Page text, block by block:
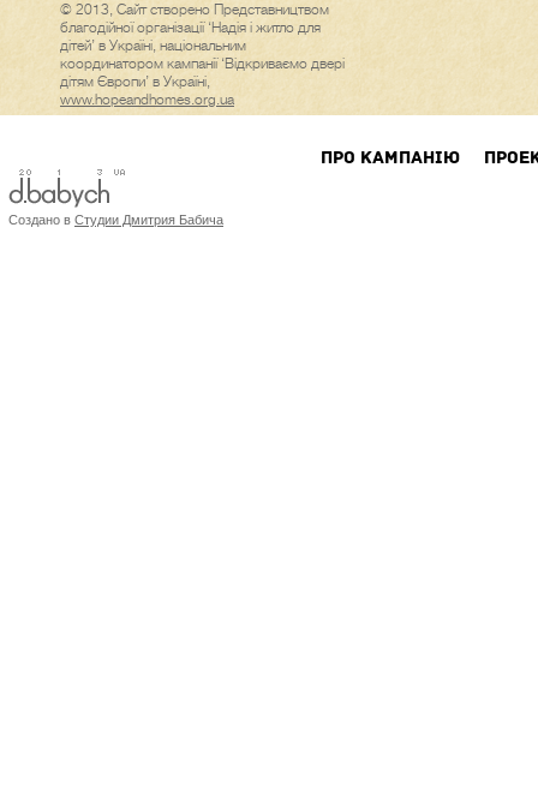
© 2013, Сайт створено Представництвом
благодійної організації ‘Надія і житло для
дітей’ в Україні, національним
координатором кампанії ‘Відкриваємо двері
дітям Європи’ в Україні,
www.hopeandhomes.org.ua
ПРО КАМПАНIЮ
Создано в Студии Дмитрия Бабича